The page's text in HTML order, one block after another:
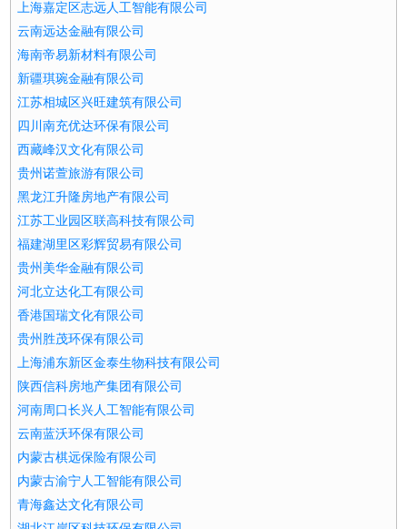
上海嘉定区志远人工智能有限公司
云南远达金融有限公司
海南帝易新材料有限公司
新疆琪琬金融有限公司
江苏相城区兴旺建筑有限公司
四川南充优达环保有限公司
西藏峰汉文化有限公司
贵州诺萱旅游有限公司
黑龙江升隆房地产有限公司
江苏工业园区联高科技有限公司
福建湖里区彩辉贸易有限公司
贵州美华金融有限公司
河北立达化工有限公司
香港国瑞文化有限公司
贵州胜茂环保有限公司
上海浦东新区金泰生物科技有限公司
陕西信科房地产集团有限公司
河南周口长兴人工智能有限公司
云南蓝沃环保有限公司
内蒙古棋远保险有限公司
内蒙古渝宁人工智能有限公司
青海鑫达文化有限公司